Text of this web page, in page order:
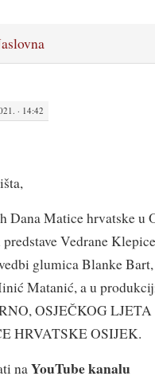
· 14:42
Dana Matice hrvatske u
Vedrane
glumica Blanke
Matanić, a u
OSJEČKOG
HRVATSKE OSIJEK.
naYouTube kanalu